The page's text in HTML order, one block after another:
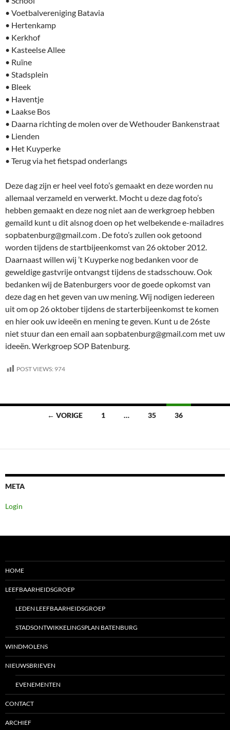
• Voetbalvereniging Batavia
• Hertenkamp
• Kerkhof
• Kasteelse Allee
• Ruïne
• Stadsplein
• Bleek
• Haventje
• Laakse Bos
• Daarna richting de molen over de Wethouder Bankenstraat
• Lienden
• Het Kuyperke
• Terug via het fietspad onderlangs
Deze dag zijn er heel veel foto’s gemaakt en deze worden nu
allemaal verzameld en verwerkt. Mocht u deze dag foto’s
hebben gemaakt en deze nog niet aan de werkgroep hebben
gemaild kunt u dit alsnog doen op het welbekende e-mailadres
sopbatenburg@gmail.com . De foto’s zullen ook getoond
worden tijdens de startbijeenkomst van 26 oktober 2012.
Daarnaast willen wij ’t Kuyperke nog bedanken voor de
geweldige gastvrije ontvangst tijdens de stadsschouw. Ook
bedanken wij de Batenburgers voor de goede opkomst van
deze dag en het geven van uw mening. Wij nodigen iedereen
uit om op 26 oktober tijdens de starterbijeenkomst te komen
en hier ook uw ideeën en mening te geven. Kunt u de 26ste
niet stuur dan een email aan sopbatenburg@gmail.com met uw
ideeën. Werkgroep SOP Batenburg.
POST VIEWS: 974
Berichten← VORIGE 1 … 35 36
META
Login
HOME
LEEFBAARHEIDSGROEP
LEDEN LEEFBAARHEIDSGROEP
STADSONTWIKKELINGSPLAN BATENBURG
WINDMOLENS
NIEUWSBRIEVEN
EVENEMENTEN
CONTACT
ARCHIEF